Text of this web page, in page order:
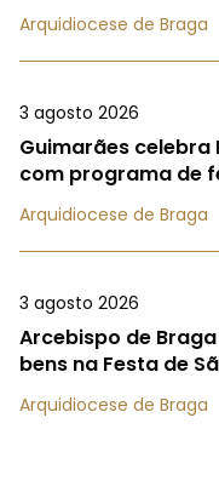
Arquidiocese de Braga
3 agosto 2026
Guimarães celebra
com programa de
Arquidiocese de Braga
3 agosto 2026
Arcebispo de
bens na Festa de
Arquidiocese de Braga